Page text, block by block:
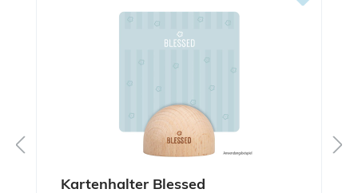
Kartenhalter Blessed